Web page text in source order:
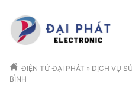
ĐIỆN TỬ ĐẠI PHÁT » DỊCH VỤ
BÌNH